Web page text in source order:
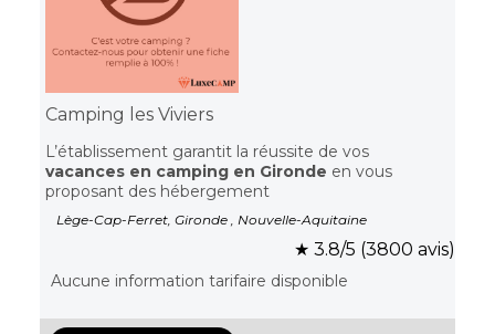
Camping les Viviers
L’établissement garantit la réussite de vos
vacances en camping en Gironde en vous
proposant des hébergement
Lège-Cap-Ferret, Gironde , Nouvelle-Aquitaine
★ 3.8/5 (3800 avis)
Aucune information tarifaire disponible